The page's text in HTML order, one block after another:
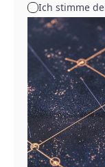
Ich stimme